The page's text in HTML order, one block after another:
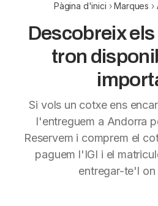
Pàgina d'inici ›Marques ›
Descobreix els
tron
Si vols un cotxe ens
l'entreguem a Andorra
Reservem i comprem el
paguem l'IGI i el
entregar-te'l on